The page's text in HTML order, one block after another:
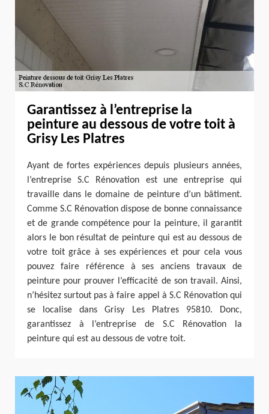
Garantissez à l’entreprise la
peinture au dessous de votre toit à
Grisy Les Platres
Ayant de fortes expériences depuis plusieurs années,
l’entreprise S.C Rénovation est une entreprise qui
travaille dans le domaine de peinture d’un bâtiment.
Comme S.C Rénovation dispose de bonne connaissance
et de grande compétence pour la peinture, il garantit
alors le bon résultat de peinture qui est au dessous de
votre toit grâce à ses expériences et pour cela vous
pouvez faire référence à ses anciens travaux de
peinture pour prouver l’efficacité de son travail. Ainsi,
n’hésitez surtout pas à faire appel à S.C Rénovation qui
se localise dans Grisy Les Platres 95810. Donc,
garantissez à l’entreprise de S.C Rénovation la
peinture qui est au dessous de votre toit.